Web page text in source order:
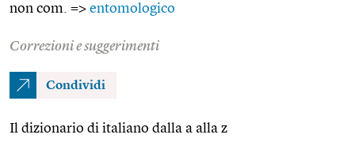
non com. => entomologico
Correzioni e suggerimenti
Condividi
Il dizionario di italiano dalla a alla z